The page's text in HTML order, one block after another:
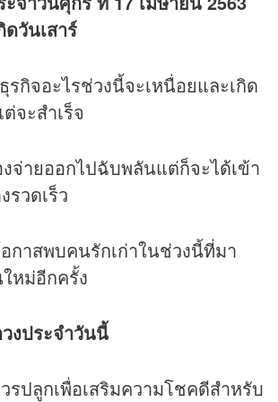
วันเสาร์
รกิจอะไรช่วงนี้จะเหนื่อยและเกิด
จะสำเร็จ
งจ่ายออกไปฉับพลันแต่ก็จะได้เข้า
รวดเร็ว
กาสพบคนรักเก่าในช่วงนี้ที่มา
หม่อีกครั้ง
งประจำวันนี้
รปลูกเพื่อเสริมความโชคดีสำหรับ